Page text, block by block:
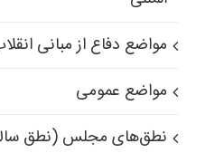
مواضع دفاع از مبانی
مواضع عمومی
نطق‌های مجلس (نطق